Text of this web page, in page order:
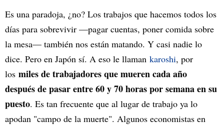
Es una paradoja, ¿no? Los trabajos que hacemos todos los
días para sobrevivir —pagar cuentas, poner comida sobre
la mesa— también nos están matando. Y casi nadie lo
dice. Pero en Japón sí. A eso le llaman karoshi, por
los miles de trabajadores que mueren cada año
después de pasar entre 60 y 70 horas por semana en su
puesto. Es tan frecuente que al lugar de trabajo ya lo
apodan "campo de la muerte". Algunos economistas en